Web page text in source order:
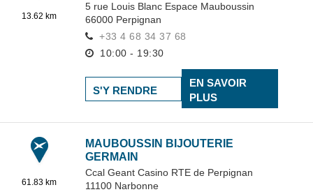
13.62 km
5 rue Louis Blanc Espace Mauboussin
66000 Perpignan
+33 4 68 34 37 68
10:00 - 19:30
EN SAVOIR
PLUS
S'Y RENDRE
61.83 km
MAUBOUSSIN BIJOUTERIE
GERMAIN
Ccal Geant Casino RTE de Perpignan
11100 Narbonne